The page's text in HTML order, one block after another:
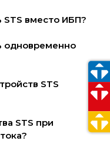
вместо ИБП?
одновременно
STS
STS при